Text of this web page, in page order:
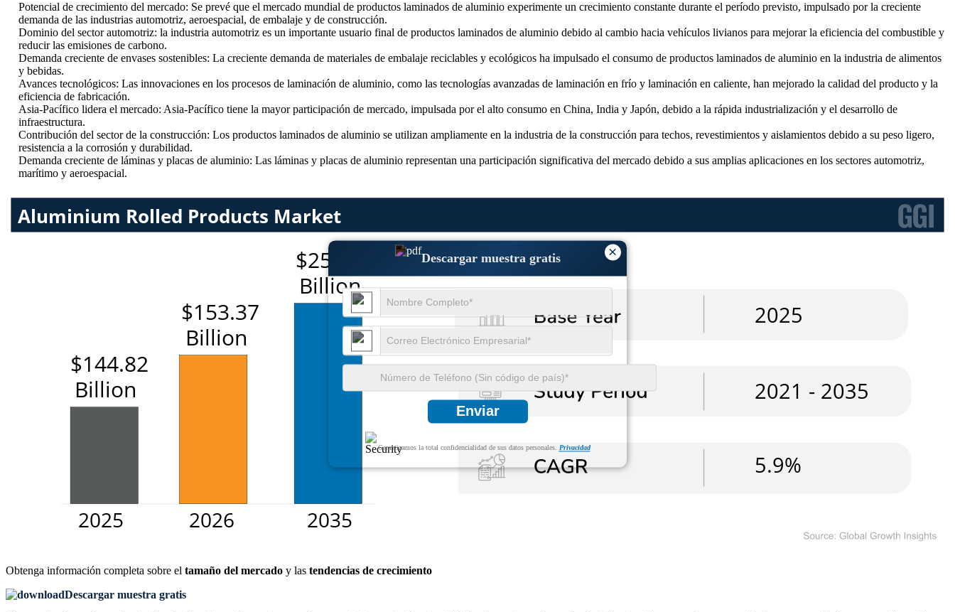
×
Descargar muestra gratis
Enviar
Garantizamos la total confidencialidad de sus datos personales. Privacidad
Potencial de crecimiento del mercado: Se prevé que el mercado mundial de productos laminados de aluminio experimente un crecimiento constante durante el período previsto, impulsado por la creciente
demanda de las industrias automotriz, aeroespacial, de embalaje y de construcción.
Dominio del sector automotriz: la industria automotriz es un importante usuario final de productos laminados de aluminio debido al cambio hacia vehículos livianos para mejorar la eficiencia del combustible y
reducir las emisiones de carbono.
Demanda creciente de envases sostenibles: La creciente demanda de materiales de embalaje reciclables y ecológicos ha impulsado el consumo de productos laminados de aluminio en la industria de alimentos
y bebidas.
Avances tecnológicos: Las innovaciones en los procesos de laminación de aluminio, como las tecnologías avanzadas de laminación en frío y laminación en caliente, han mejorado la calidad del producto y la
eficiencia de fabricación.
Asia-Pacífico lidera el mercado: Asia-Pacífico tiene la mayor participación de mercado, impulsada por el alto consumo en China, India y Japón, debido a la rápida industrialización y el desarrollo de
infraestructura.
Contribución del sector de la construcción: Los productos laminados de aluminio se utilizan ampliamente en la industria de la construcción para techos, revestimientos y aislamientos debido a su peso ligero,
resistencia a la corrosión y durabilidad.
Demanda creciente de láminas y placas de aluminio: Las láminas y placas de aluminio representan una participación significativa del mercado debido a sus amplias aplicaciones en los sectores automotriz,
marítimo y aeroespacial.
Obtenga información completa sobre el tamaño del mercado y las tendencias de crecimiento
Descargar muestra gratis